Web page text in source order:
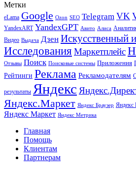
Метки
eLama Google Ozon SEO Telegram VK
YandexART YandexGPT Авито Алиса
Видео Выдача Дзен Искусственный
Исследования Маркетплейс
Отзывы Поиск Поисковые системы Приложения
Рейтинги Реклама Рекламодателям
результаты Яндекс
Яндекс.Маркет Яндекс Браузер Яндекс
Яндекс Маркет Яндекс Метрика
Главная
Помощь
Клиентам
Партнерам